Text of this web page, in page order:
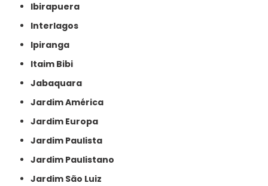
Ibirapuera
Interlagos
Ipiranga
Itaim Bibi
Jabaquara
Jardim América
Jardim Europa
Jardim Paulista
Jardim Paulistano
Jardim São Luiz